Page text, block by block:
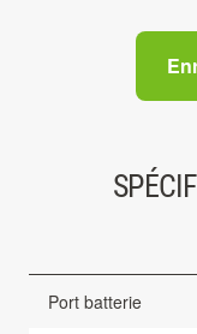
Port batterie